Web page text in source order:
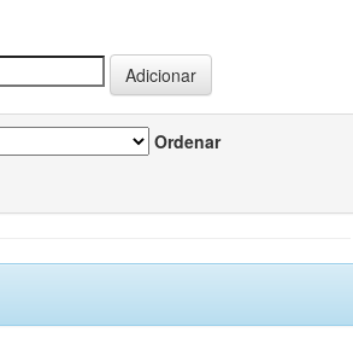
Ordenar